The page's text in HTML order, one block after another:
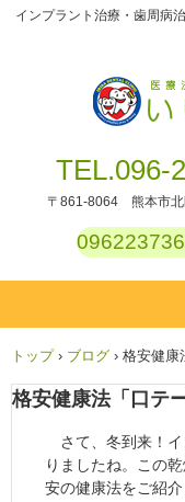
インプラント治療・歯周病
TEL.096-
〒861-8064 熊本市北
トップ › ブログ › 格安健康
格安健康法「口テー
さて、冬到来！イ
りましたね。この
安の健康法をご紹介